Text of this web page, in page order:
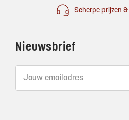
Scherpe prijzen &
Nieuwsbrief